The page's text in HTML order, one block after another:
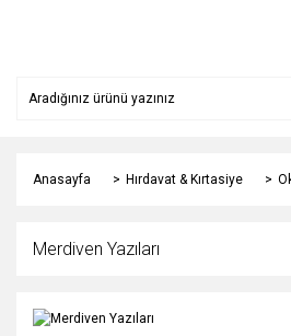
Anasayfa Hırdavat & Kırtasiye
Merdiven Yazıları